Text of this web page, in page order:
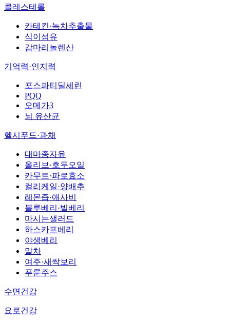
콜레스테롤
카테킨·녹차추출물
식이섬유
감마리놀렌산
기억력·인지력
포스파티딜세린
PQQ
오메가3
뇌 유산균
헬시푸드·과채
대마종자유
올리브·호두오일
카무트·파로효소
컬리케일·양배추
레몬즙·애사비
블루베리·빌베리
마시는샐러드
하스카프베리
야생베리
말차
여주·새싹보리
푸룬주스
수면건강
요로건강